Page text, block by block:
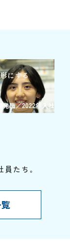
する
／2022年入社
たち。